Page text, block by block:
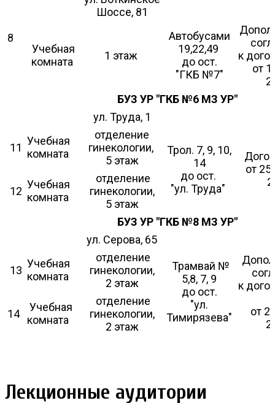
Шоссе, 81
8
Учебная
комната
1 этаж
Автобусами
19,22,49
до ост.
"ГКБ №7"
к
от
БУЗ УР "ГКБ №6 МЗ УР"
ул. Труда, 1
11
Учебная
комната
отделение
гинекологии,
5 этаж
Трол. 7, 9, 10,
14
до ост.
"ул. Труда"
от
12
Учебная
комната
отделение
гинекологии,
5 этаж
БУЗ УР "ГКБ №8 МЗ УР"
ул. Серова, 65
13
Учебная
комната
отделение
гинекологии,
2 этаж
Трамвай №
5,8, 7, 9
до ост.
"ул.
Тимирязева"
к
от
14
Учебная
комната
отделение
гинекологии,
2 этаж
Лекционные аудитории